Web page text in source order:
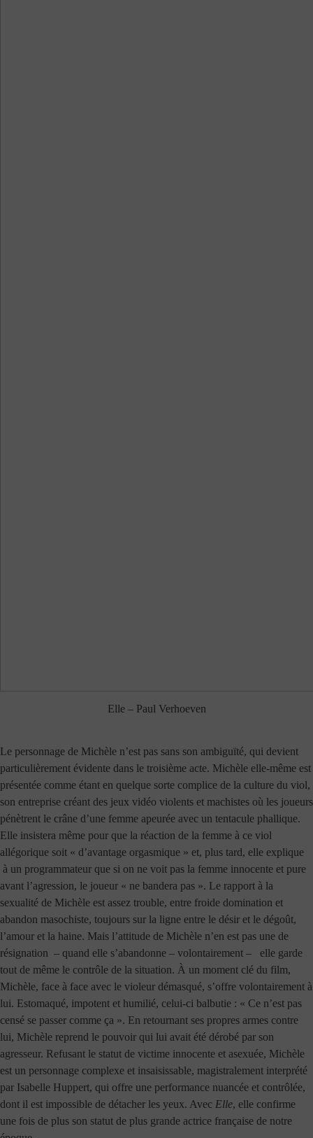
Elle – Paul Verhoeven
Le personnage de Michèle n’est pas sans son ambiguïté, qui devient
particulièrement évidente dans le troisième acte. Michèle elle-même est
présentée comme étant en quelque sorte complice de la culture du viol,
son entreprise créant des jeux vidéo violents et machistes où les joueurs
pénètrent le crâne d’une femme apeurée avec un tentacule phallique.
Elle insistera même pour que la réaction de la femme à ce viol
allégorique soit « d’avantage orgasmique » et, plus tard, elle explique
à un programmateur que si on ne voit pas la femme innocente et pure
avant l’agression, le joueur « ne bandera pas ». Le rapport à la
sexualité de Michèle est assez trouble, entre froide domination et
abandon masochiste, toujours sur la ligne entre le désir et le dégoût,
l’amour et la haine. Mais l’attitude de Michèle n’en est pas une de
résignation – quand elle s’abandonne – volontairement – elle garde
tout de même le contrôle de la situation. À un moment clé du film,
Michèle, face à face avec le violeur démasqué, s’offre volontairement à
lui. Estomaqué, impotent et humilié, celui-ci balbutie : « Ce n’est pas
censé se passer comme ça ». En retournant ses propres armes contre
lui, Michèle reprend le pouvoir qui lui avait été dérobé par son
agresseur. Refusant le statut de victime innocente et asexuée, Michèle
est un personnage complexe et insaisissable, magistralement interprété
par Isabelle Huppert, qui offre une performance nuancée et contrôlée,
dont il est impossible de détacher les yeux. Avec Elle, elle confirme
une fois de plus son statut de plus grande actrice française de notre